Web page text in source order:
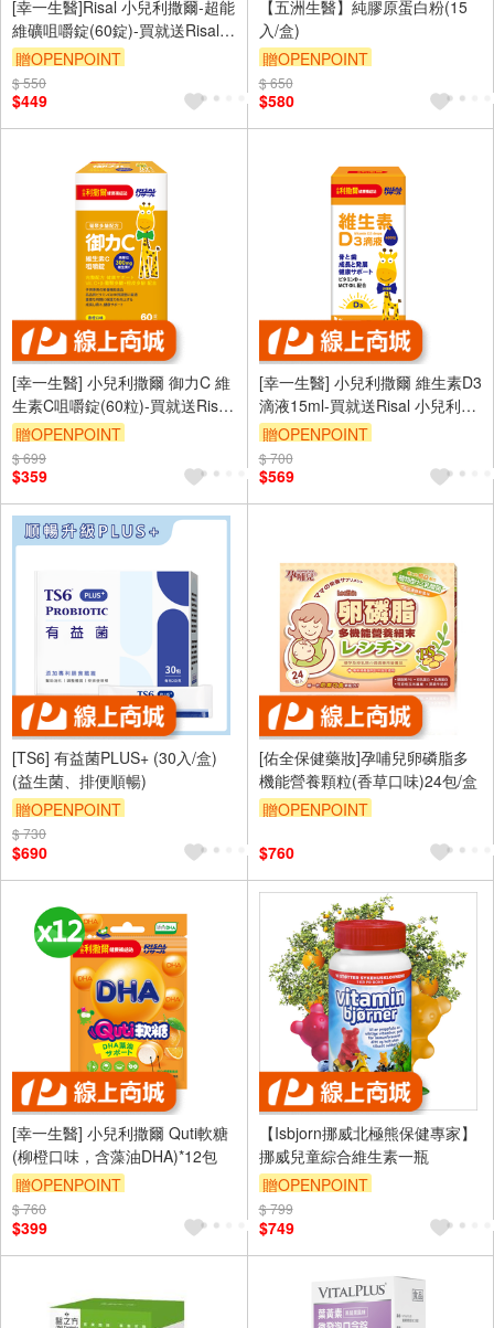
[幸一生醫]Risal 小兒利撒爾-超能
維礦咀嚼錠(60錠)-買就送Risal
小兒利撒爾長頸鹿酒精瓶
贈OPENPOINT
$ 550
$449
【五洲生醫】純膠原蛋白粉(15
入/盒)
贈OPENPOINT
$ 650
$580
[幸一生醫] 小兒利撒爾 御力C 維
生素C咀嚼錠(60粒)-買就送Risal
小兒利撒爾長頸鹿酒精瓶
贈OPENPOINT
$ 699
$359
[幸一生醫] 小兒利撒爾 維生素D3
滴液15ml-買就送Risal 小兒利撒
爾長頸鹿酒精瓶
贈OPENPOINT
$ 700
$569
[TS6] 有益菌PLUS+ (30入/盒)
(益生菌、排便順暢)
贈OPENPOINT
$ 730
$690
[佑全保健藥妝]孕哺兒卵磷脂多
機能營養顆粒(香草口味)24包/盒
贈OPENPOINT
$760
[幸一生醫] 小兒利撒爾 Quti軟糖
(柳橙口味，含藻油DHA)*12包
贈OPENPOINT
$ 760
$399
【Isbjorn挪威北極熊保健專家】
挪威兒童綜合維生素一瓶
贈OPENPOINT
$ 799
$749